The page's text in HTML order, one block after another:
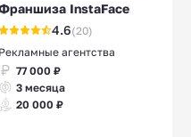
InstaFace
4.6(20)
Рекламные агентства
77 000 ₽
3 месяца
20 000 ₽